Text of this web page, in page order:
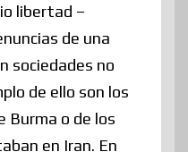
libertad –
de una
sociedades no
de ello son los
Burma o de los
en Iran. En